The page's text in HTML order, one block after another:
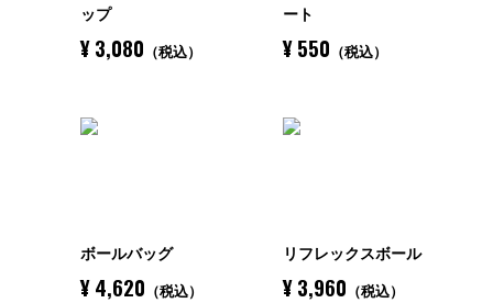
ップ
¥ 3,080 （税込）
ート
¥ 550 （税込）
ボールバッグ
¥ 4,620 （税込）
リフレックスボール
¥ 3,960 （税込）